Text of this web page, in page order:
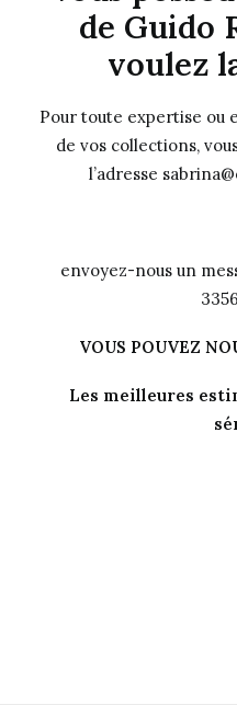
de Guido
voulez
Pour toute expertise ou
de vos collections,
l’adresse
envoyez-nous un
VOUS POUVEZ
Les meilleures